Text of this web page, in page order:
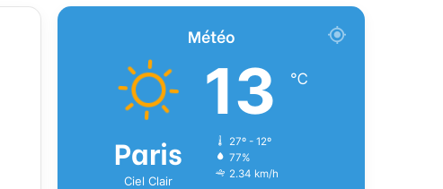
Météo
Paris
Ciel Clair
13 ℃
27º - 12º
77%
2.34 km/h